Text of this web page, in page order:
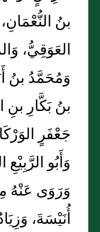
بنُ
العَوَقِيُّ،
وَمُحَمَّدُ بنُ
بنُ بَكَّارِ
جَعْفَرٍ
وَأَبُو
وَرَوَى عَنْهُ
أُنَيْسَةَ،